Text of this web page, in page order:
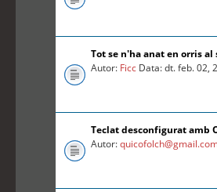
Tot se n'ha anat en orris
Autor: Ficc Data: dt. feb. 02,
Teclat desconfigurat amb
Autor: